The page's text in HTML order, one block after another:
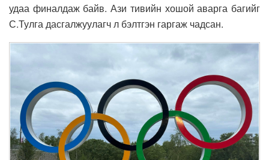
удаа финалдаж байв. Ази тивийн хошой аварга багийг
С.Тулга дасгалжуулагч л бэлтгэн гаргаж чадсан.